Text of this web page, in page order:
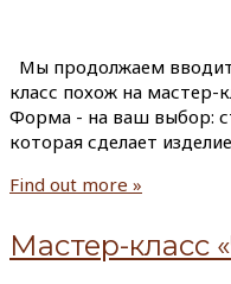
Мы продолжаем
класс похож на мастер-
Форма - на ваш выбор:
которая сделает
Find out more »
Мастер-класс